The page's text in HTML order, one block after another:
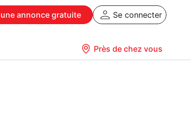
une annonce gratuite Se connecter
Près de chez vous